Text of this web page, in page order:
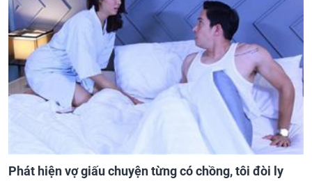
Phát hiện vợ giấu chuyện từng có chồng, tôi đòi ly